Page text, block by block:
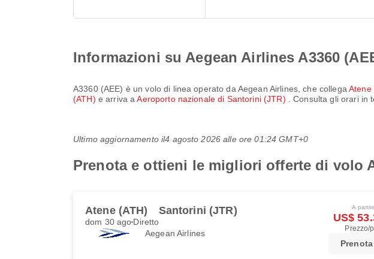
Informazioni su Aegean Airlines A3360
A3360(AEE) è un volo di linea operato da Aegean Airlines , che collega Atene
(ATH) e arriva aAeroporto nazionale di Santorini (JTR) . Consulta gli orari
Ultimo aggiornamento il4 agosto 2026 alle ore 01:24 GMT+0
Prenota e ottieni le migliori offerte di volo
Atene (ATH) Santorini (JTR)
dom 30 ago Diretto
Aegean Airlines
A
US$
Prezzo/
Prenota